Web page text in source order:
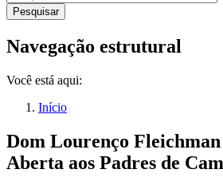
Navegação estrutural
Você está aqui:
Início
Dom Lourenço
Aberta aos Padres de